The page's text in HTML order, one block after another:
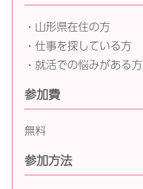
・山形県在住の方
・仕事を探している方
・就活での悩みがある方
参加費
無料
参加方法